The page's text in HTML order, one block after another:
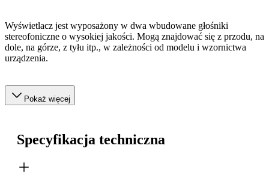
Wyświetlacz jest wyposażony w dwa wbudowane głośniki
stereofoniczne o wysokiej jakości. Mogą znajdować się z przodu, na
dole, na górze, z tyłu itp., w zależności od modelu i wzornictwa
urządzenia.
Pokaż więcej
Specyfikacja techniczna